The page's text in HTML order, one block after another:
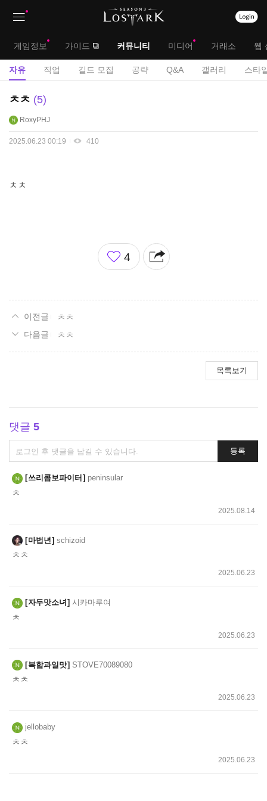
대
메
게임정보 가이드 커뮤니티 미디어 거래소 웹
서
자유 직업 길드 모집 공략 Q&A 갤러리 스타
자
게
ㅊㅊ 5
RoxyPHJ
2025.06.23 00:19 410
ㅊㅊ
좋
아
4
ㅊㅊ
ㅊㅊ
목록보기
댓글 5
댓
글
쓰
기
등록
쓰리콤보파이터 peninsular
ㅊ
2025.08.14
마법년 schizoid
ㅊㅊ
2025.06.23
자두맛소녀 시카마루여
ㅊ
2025.06.23
복합과일맛 STOVE70089080
ㅊㅊ
2025.06.23
jellobaby
ㅊㅊ
2025.06.23